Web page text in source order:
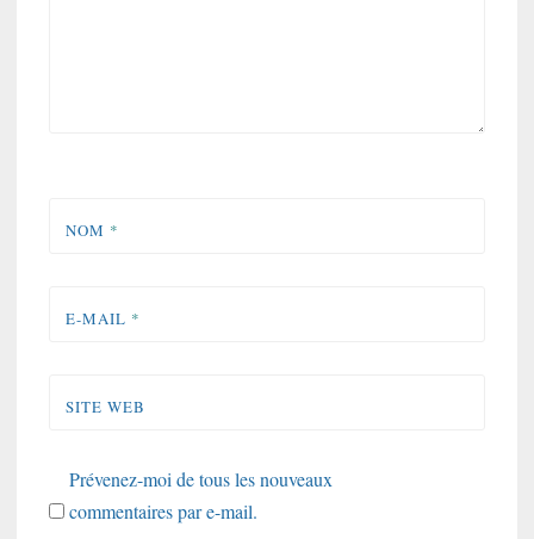
NOM *
E-MAIL *
SITE WEB
Prévenez-moi de tous les nouveaux
commentaires par e-mail.